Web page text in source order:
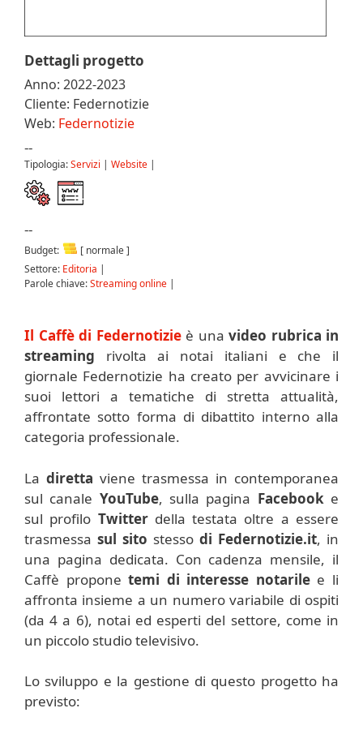
Dettagli progetto
Anno: 2022-2023
Cliente: Federnotizie
Web: Federnotizie
--
Tipologia:Servizi | Website |
--
Budget:
[ normale ]
Settore: Editoria |
Parole chiave:Streaming online |
Il Caffè di Federnotizieè una video rubrica in
streaming rivolta ai notai italiani e che il
giornale Federnotizie ha creato per avvicinare i
suoi lettori a tematiche di stretta attualità,
affrontate sotto forma di dibattito interno alla
categoria professionale.
La diretta viene trasmessa in contemporanea
sul canale YouTube, sulla pagina Facebooke
sul profilo Twitterdella testata oltre a essere
trasmessa sul sito stesso di Federnotizie.it, in
una pagina dedicata. Con cadenza mensile, il
Caffè proponetemi di interesse notarilee li
affronta insieme a un numero variabile di ospiti
(da 4 a 6), notai ed esperti del settore, come in
un piccolo studio televisivo.
Lo sviluppo e la gestione di questo progetto ha
previsto: